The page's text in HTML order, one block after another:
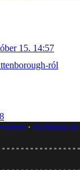
15. 14:57
ról
Javítások